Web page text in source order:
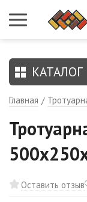
КАТАЛОГ
Главная /
Оставить отзыв